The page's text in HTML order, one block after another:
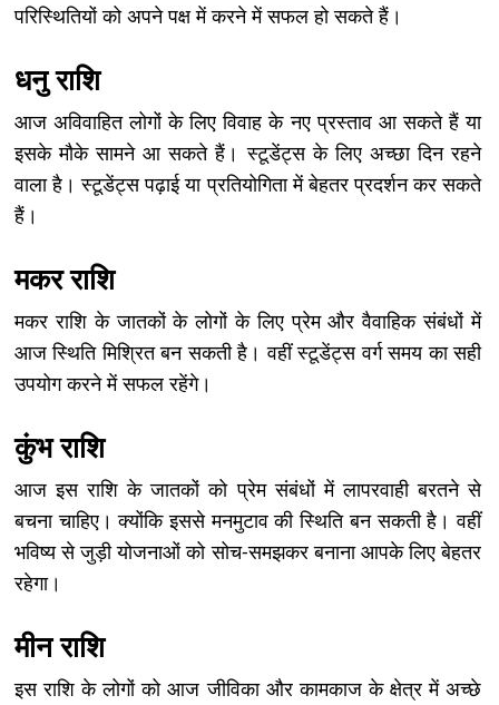
परिस्थितियों को अपने पक्ष में करने में सफल हो सकते हैं।
धनु राशि
आज अविवाहित लोगों के लिए विवाह के नए प्रस्ताव आ सकते हैं या
इसके मौके सामने आ सकते हैं। स्टूडेंट्स के लिए अच्छा दिन रहने
वाला है। स्टूडेंट्स पढ़ाई या प्रतियोगिता में बेहतर प्रदर्शन कर सकते
हैं।
मकर राशि
मकर राशि के जातकों के लोगों के लिए प्रेम और वैवाहिक संबंधों में
आज स्थिति मिश्रित बन सकती है। वहीं स्टूडेंट्स वर्ग समय का सही
उपयोग करने में सफल रहेंगे।
कुंभ राशि
आज इस राशि के जातकों को प्रेम संबंधों में लापरवाही बरतने से
बचना चाहिए। क्योंकि इससे मनमुटाव की स्थिति बन सकती है। वहीं
भविष्य से जुड़ी योजनाओं को सोच-समझकर बनाना आपके लिए बेहतर
रहेगा।
मीन राशि
इस राशि के लोगों को आज जीविका और कामकाज के क्षेत्र में अच्छे